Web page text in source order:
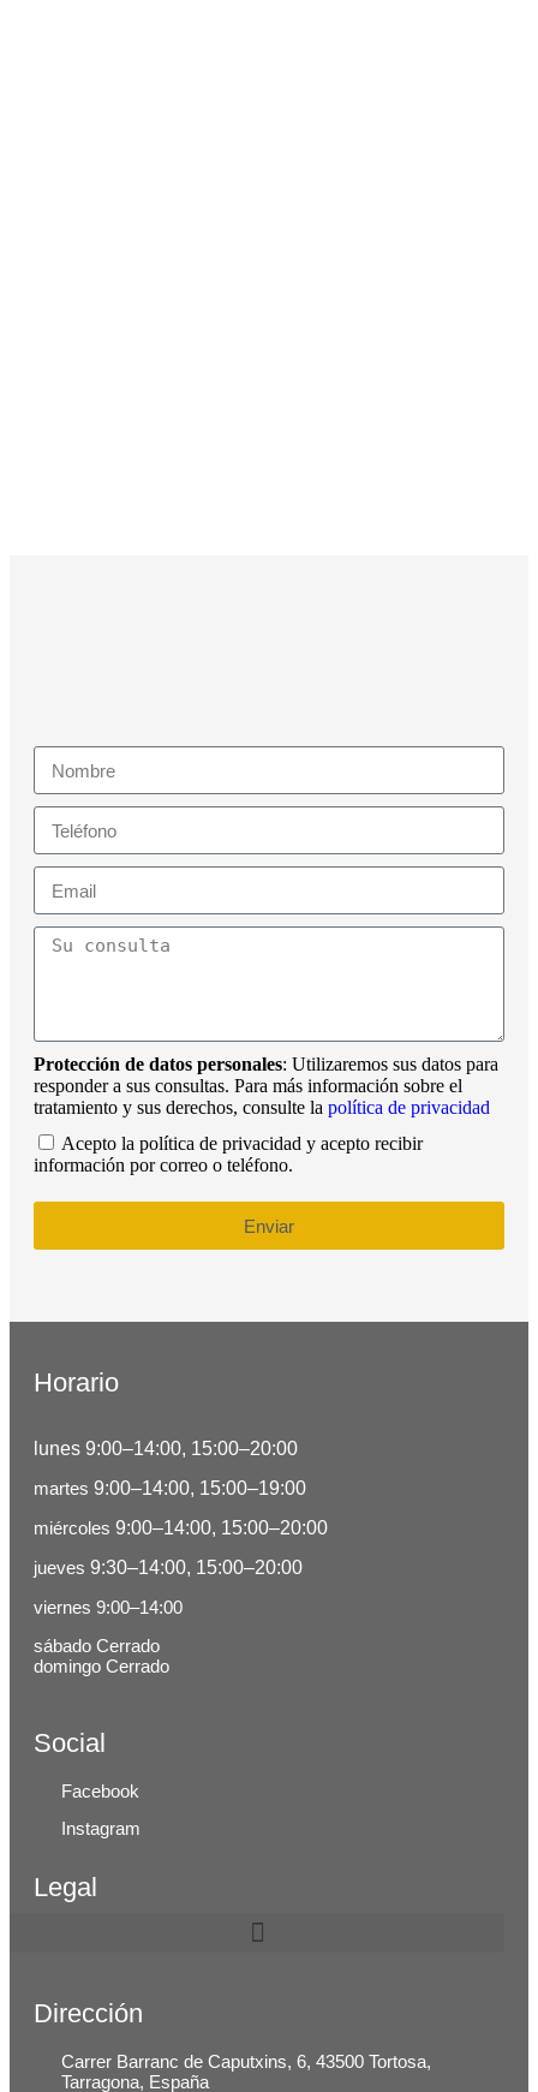
Protección de datos personales: Utilizaremos sus datos para
responder a sus consultas. Para más información sobre el
tratamiento y sus derechos, consulte la política de privacidad
Acepto la política de privacidad y acepto recibir
información por correo o teléfono.
Enviar
Dirección
Carrer Barranc de Caputxins, 6, 43500 Tortosa,
Tarragona, España
Legal
Social
Facebook
Instagram
Horario
lunes 9:00–14:00, 15:00–20:00
martes 9:00–14:00, 15:00–19:00
miércoles 9:00–14:00, 15:00–20:00
jueves 9:30–14:00, 15:00–20:00
viernes 9:00–14:00
sábado Cerrado
domingo Cerrado